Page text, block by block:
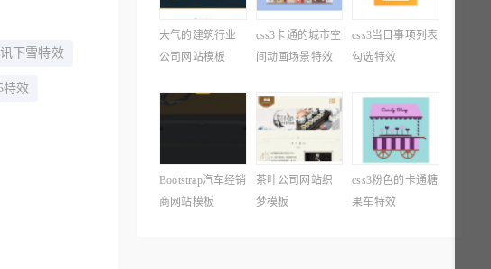
下雪特效
特效
大气的建筑行业
公司网站模板
css3卡通的城市空
间动画场景特效
css3当日事项列表
勾选特效
Bootstrap汽车经销
商网站模板
茶叶公司网站织
梦模板
css3粉色的卡通糖
果车特效